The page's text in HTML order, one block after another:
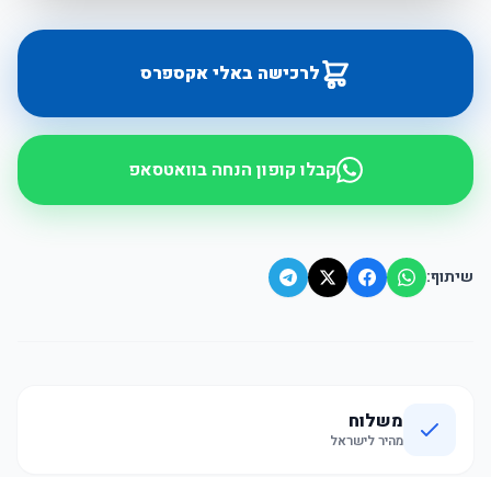
לרכישה באלי אקספרס
קבלו קופון הנחה בוואטסאפ
שיתוף:
משלוח
מהיר לישראל